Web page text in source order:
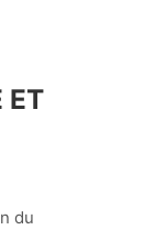
ET
du